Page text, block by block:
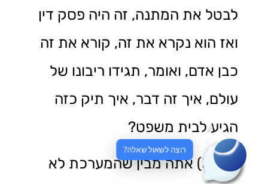
לבטל את המתנה, זה היה פסק דין
ואז הוא נקרא את זה, קורא את זה
כבן אדם, ואומר, תגידו ריבונו של
עולם, איך זה דבר, איך תיק כזה
הגיע לבית משפט?
(3:48) אתה מבין שהמערכת לא
רוצה לשאול שאלה?